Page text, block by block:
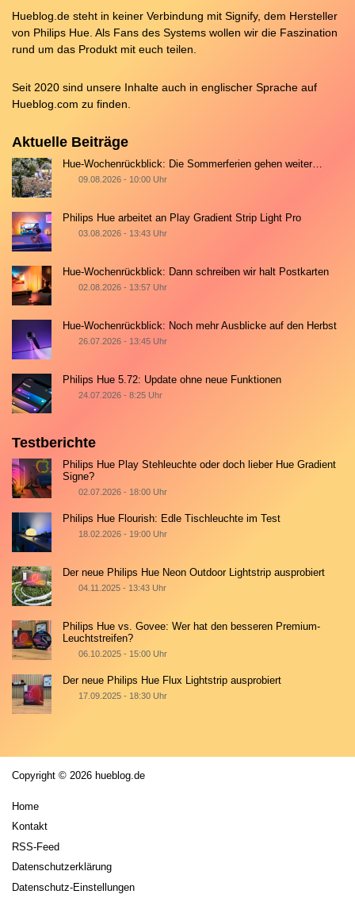
Hueblog.de steht in keiner Verbindung mit Signify, dem Hersteller
von Philips Hue. Als Fans des Systems wollen wir die Faszination
rund um das Produkt mit euch teilen.
Seit 2020 sind unsere Inhalte auch in englischer Sprache auf
Hueblog.com zu finden.
Aktuelle Beiträge
Hue-Wochenrückblick: Die Sommerferien gehen weiter…
09.08.2026 - 10:00 Uhr
Philips Hue arbeitet an Play Gradient Strip Light Pro
03.08.2026 - 13:43 Uhr
Hue-Wochenrückblick: Dann schreiben wir halt Postkarten
02.08.2026 - 13:57 Uhr
Hue-Wochenrückblick: Noch mehr Ausblicke auf den Herbst
26.07.2026 - 13:45 Uhr
Philips Hue 5.72: Update ohne neue Funktionen
24.07.2026 - 8:25 Uhr
Testberichte
Philips Hue Play Stehleuchte oder doch lieber Hue Gradient
Signe?
02.07.2026 - 18:00 Uhr
Philips Hue Flourish: Edle Tischleuchte im Test
18.02.2026 - 19:00 Uhr
Der neue Philips Hue Neon Outdoor Lightstrip ausprobiert
04.11.2025 - 13:43 Uhr
Philips Hue vs. Govee: Wer hat den besseren Premium-
Leuchtstreifen?
06.10.2025 - 15:00 Uhr
Der neue Philips Hue Flux Lightstrip ausprobiert
17.09.2025 - 18:30 Uhr
Copyright © 2026 hueblog.de
Home
Kontakt
RSS-Feed
Datenschutzerklärung
Datenschutz-Einstellungen